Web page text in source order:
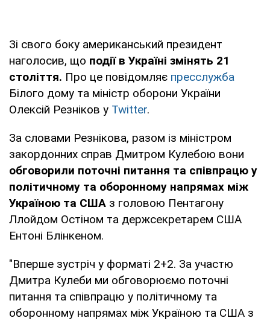
Зі свого боку американський президент
наголосив, що події в Україні змінять 21
століття. Про це повідомляє пресслужба
Білого дому та міністр оборони України
Олексій Резніков у Twitter.
За словами Резнікова, разом із міністром
закордонних справ Дмитром Кулебою вони
обговорили поточні питання та співпрацю у
політичному та оборонному напрямах між
Україною та США з головою Пентагону
Ллойдом Остіном та держсекретарем США
Ентоні Блінкеном.
"Вперше зустріч у форматі 2+2. За участю
Дмитра Кулеби ми обговорюємо поточні
питання та співпрацю у політичному та
оборонному напрямах між Україною та США з